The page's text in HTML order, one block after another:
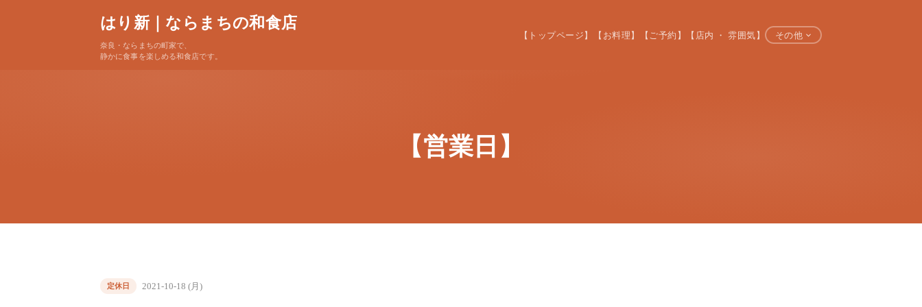
はり新｜ならまちの和食店
奈良・ならまちの町家で、
静かに食事を楽しめる和食店です。
【トップページ】 【お料理】 【ご予約】 【店内 ・ 雰囲気】 その他
【営業日】
定休日 2021-10-18 (月)